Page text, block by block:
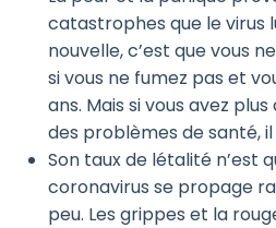
catastrophes que le virus
nouvelle, c’est que vous
si vous ne fumez pas et
ans. Mais si vous avez
des problèmes de santé,
Son taux de létalité n’est
coronavirus se propage
peu. Les grippes et la